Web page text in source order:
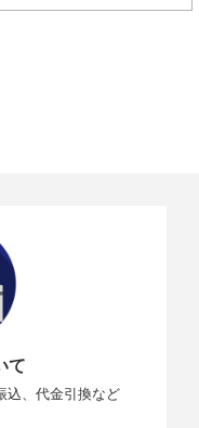
て
込、代金引換など